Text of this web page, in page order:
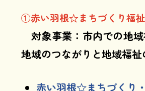
①赤い羽根☆まちづくり福祉
対象事業：市内での地域
地域のつながりと地域福祉
赤い羽根☆まちづくり